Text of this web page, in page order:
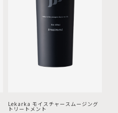
Lekarka モイスチャースムージング
トリートメント